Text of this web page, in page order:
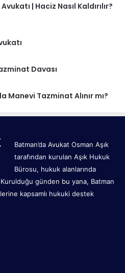
| Haciz Nasıl Kaldırılır?
Davası
Manevi Tazminat Alınır mı?
Batman’da Avukat Osman Aşık
tarafından kurulan Aşık Hukuk
Bürosu, hukuk alanlarında
günden bu yana, Batman
kapsamlı hukuki destek